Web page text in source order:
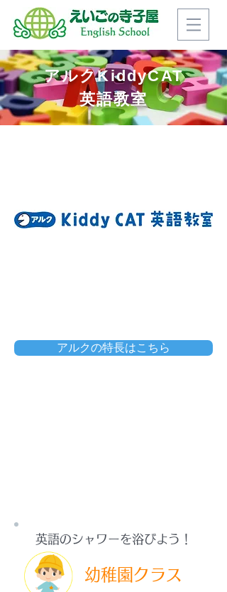
アルクKiddyCAT
英語教室
アルクの特長はこちら
英語のシャワーを浴びよう！
幼稚園クラス